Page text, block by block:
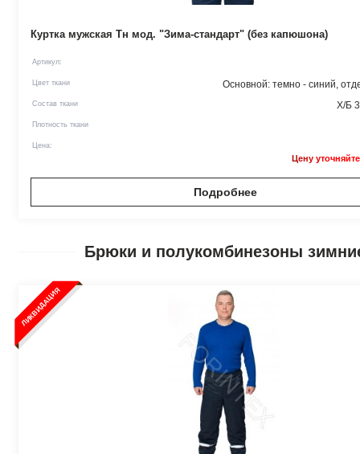
Куртка мужская Тн мод. "Зима-стандарт" (без капюшона)
Артикул:
Цвет ткани Основной: темно - синий,
Состав ткани Х/Б
Плотность ткани
Цена:
Цену
Подробнее
Брюки и полукомбинезоны
ЛИКВИДАЦИЯ